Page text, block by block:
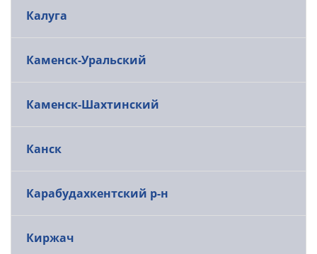
Калуга
Каменск-Уральский
Каменск-Шахтинский
Канск
Карабудахкентский р-н
Киржач